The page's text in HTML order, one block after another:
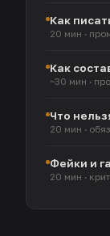
Как
20 мин ·
Как
~30 мин ·
Что
20 мин ·
Фейки и
20 мин ·